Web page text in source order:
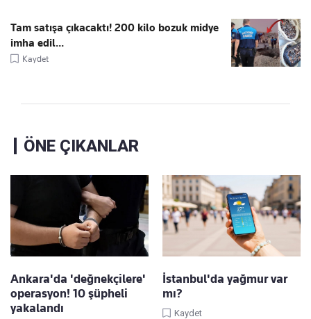
Tam satışa çıkacaktı! 200 kilo bozuk midye
imha edil...
Kaydet
ÖNE ÇIKANLAR
Ankara'da 'değnekçilere'
operasyon! 10 şüpheli
yakalandı
İstanbul'da yağmur var
mı?
Kaydet